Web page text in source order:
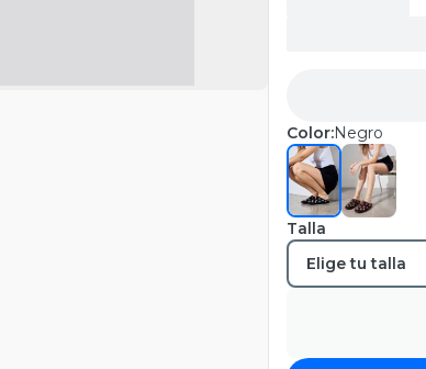
Color:Negro
Talla